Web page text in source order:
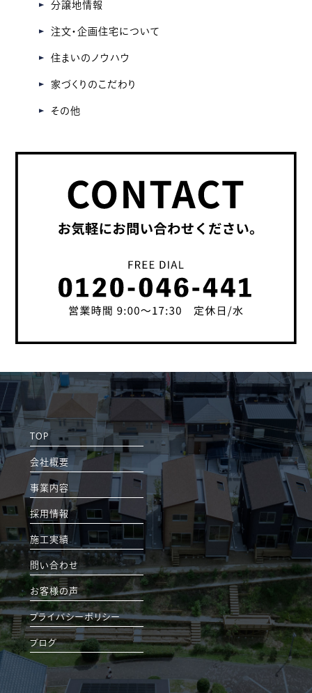
分譲地情報
注文・企画住宅について
住まいのノウハウ
家づくりのこだわり
その他
TOP
会社概要
事業内容
採用情報
施工実績
問い合わせ
お客様の声
プライバシーポリシー
ブログ